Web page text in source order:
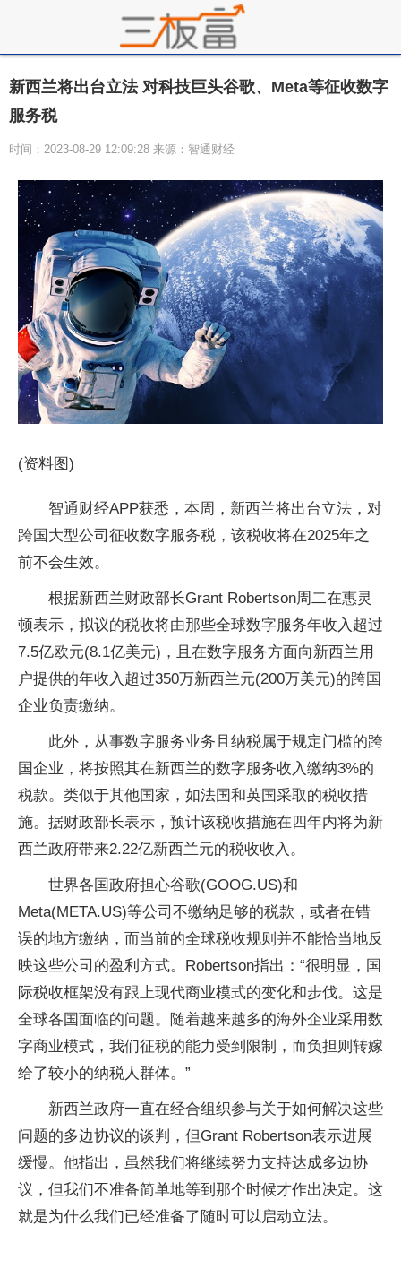
新西兰将出台立法 对科技巨头谷歌、Meta等征收数字
服务税
时间：2023-08-29 12:09:28 来源：智通财经
(资料图)
智通财经APP获悉，本周，新西兰将出台立法，对
跨国大型公司征收数字服务税，该税收将在2025年之
前不会生效。
根据新西兰财政部长Grant Robertson周二在惠灵
顿表示，拟议的税收将由那些全球数字服务年收入超过
7.5亿欧元(8.1亿美元)，且在数字服务方面向新西兰用
户提供的年收入超过350万新西兰元(200万美元)的跨国
企业负责缴纳。
此外，从事数字服务业务且纳税属于规定门槛的跨
国企业，将按照其在新西兰的数字服务收入缴纳3%的
税款。类似于其他国家，如法国和英国采取的税收措
施。据财政部长表示，预计该税收措施在四年内将为新
西兰政府带来2.22亿新西兰元的税收收入。
世界各国政府担心谷歌(GOOG.US)和
Meta(META.US)等公司不缴纳足够的税款，或者在错
误的地方缴纳，而当前的全球税收规则并不能恰当地反
映这些公司的盈利方式。Robertson指出：“很明显，国
际税收框架没有跟上现代商业模式的变化和步伐。这是
全球各国面临的问题。随着越来越多的海外企业采用数
字商业模式，我们征税的能力受到限制，而负担则转嫁
给了较小的纳税人群体。”
新西兰政府一直在经合组织参与关于如何解决这些
问题的多边协议的谈判，但Grant Robertson表示进展
缓慢。他指出，虽然我们将继续努力支持达成多边协
议，但我们不准备简单地等到那个时候才作出决定。这
就是为什么我们已经准备了随时可以启动立法。